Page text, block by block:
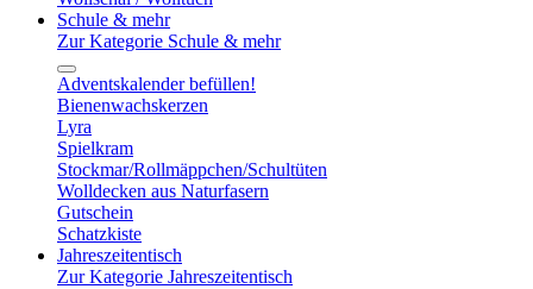
Schule & mehr
Zur Kategorie Schule & mehr
Adventskalender befüllen!
Bienenwachskerzen
Lyra
Spielkram
Stockmar/Rollmäppchen/Schultüten
Wolldecken aus Naturfasern
Gutschein
Schatzkiste
Jahreszeitentisch
Zur Kategorie Jahreszeitentisch